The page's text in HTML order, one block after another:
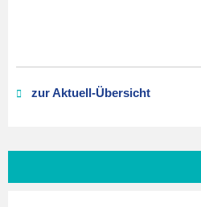
zur Aktuell-Übersicht